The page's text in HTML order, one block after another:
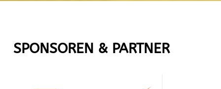
SPONSOREN & PARTNER